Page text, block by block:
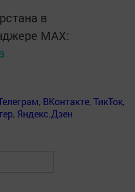
в
MАХ:
, ВКонтакте,ТикТок,
, Яндекс.Дзен